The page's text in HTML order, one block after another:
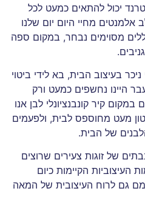
יכול להתאים כמעט לכל
אלמנטים מחיי היום יום שלנו
מסוימים נבחר, במקום ספה
בעיצוב הבית, בא לידי ביטוי
היינו נחשפים כמעט ורק
קיר קונבנציונלי לבן אנו
טון מעט מחוספס לבית, ולפעמים
של הבית.
של זוגות צעירים שרוצים
העיצוביות הקיימות כיום
גם לרוח העיצובית של המאה